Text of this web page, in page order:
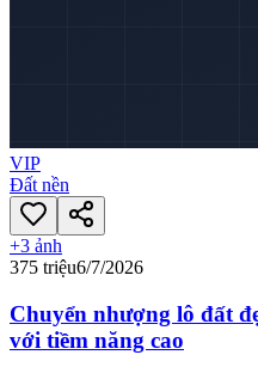
VIP
Đất nền
+3 ảnh
375 triệu6/7/2026
Chuyển nhượng lô đất
với tiềm năng cao